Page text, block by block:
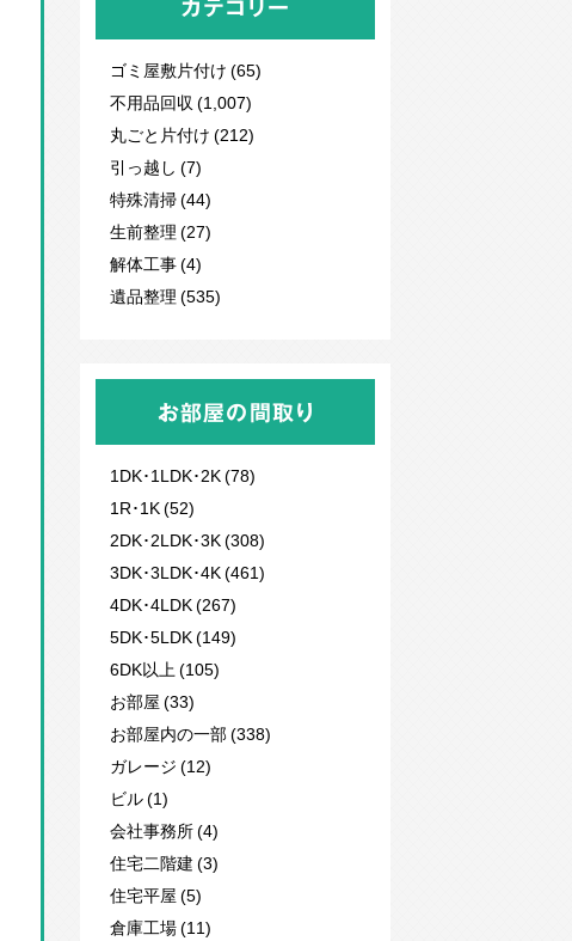
カテゴリー
ゴミ屋敷片付け (65)
不用品回収 (1,007)
丸ごと片付け (212)
引っ越し (7)
特殊清掃 (44)
生前整理 (27)
解体工事 (4)
遺品整理 (535)
お部屋の間取り
1DK･1LDK･2K (78)
1R･1K (52)
2DK･2LDK･3K (308)
3DK･3LDK･4K (461)
4DK･4LDK (267)
5DK･5LDK (149)
6DK以上 (105)
お部屋 (33)
お部屋内の一部 (338)
ガレージ (12)
ビル (1)
会社事務所 (4)
住宅二階建 (3)
住宅平屋 (5)
倉庫工場 (11)